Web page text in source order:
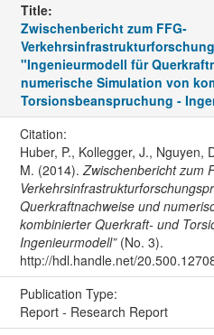
Title:
Zwischenbericht zum FFG-
"Ingenieurmodell für
numerische Simulation von
Torsionsbeanspruchung -
Citation:
Huber, P., Kollegger, J., Nguyen,
M. (2014).Zwischenbericht zum
Querkraftnachweise und
kombinierter Querkraft- und
Ingenieurmodell”(No. 3).
http://hdl.handle.net/
Publication Type:
Report - Research Report